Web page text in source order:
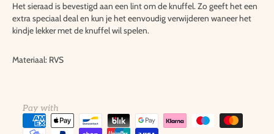
Het sieraad is bevestigd aan een lint om de knuffel. Zo geeft het een
extra speciaal deal en kun je het eenvoudig verwijderen waneer het
kindje lekker met de knuffel wil spelen.
Materiaal: RVS
Pay with